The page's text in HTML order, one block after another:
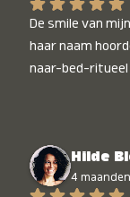
De smile van
haar naam
naar-bed-ritueel
Hilde
4